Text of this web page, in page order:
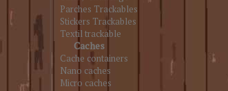
Parches Trackables
Stickers Trackables
Textil trackable
Caches
Cache containers
Nano caches
Micro caches